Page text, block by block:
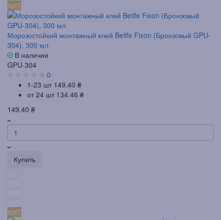
ХИТ
Морозостойкий монтажный клей Belife Fixon (Бронзовый GPU-
304), 300 мл
В наличии
GPU-304
0
1-23 шт 149.40 ₴
от 24 шт 134.46 ₴
149.40 ₴
Купить
ХИТ